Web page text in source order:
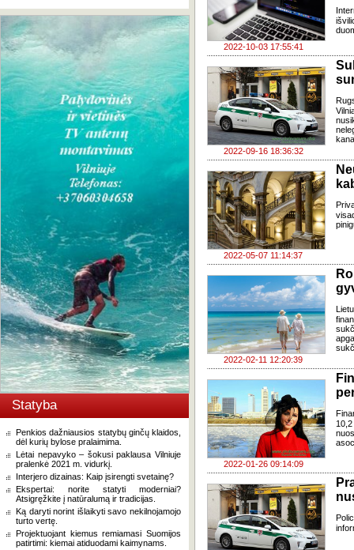
Statyba
Penkios dažniausios statybų ginčų klaidos,
dėl kurių bylose pralaimima.
Lėtai nepavyko – šokusi paklausa Vilniuje
pralenkė 2021 m. vidurkį.
Interjero dizainas: Kaip įsirengti svetainę?
Ekspertai: norite statyti moderniai?
Atsigręžkite į natūralumą ir tradicijas.
Ką daryti norint išlaikyti savo nekilnojamojo
turto vertę.
Projektuojant kiemus remiamasi Suomijos
patirtimi: kiemai atiduodami kaimynams.
2022-10-03 17:55:41
2022-09-16 18:36:32
2022-05-07 11:14:37
2022-02-11 12:20:39
2022-01-26 09:14:09